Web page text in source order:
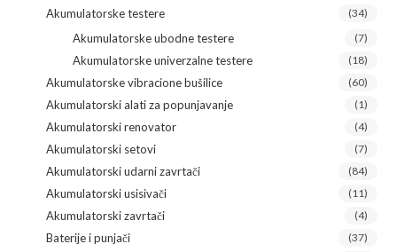
Akumulatorske testere (34)
Akumulatorske ubodne testere (7)
Akumulatorske univerzalne testere (18)
Akumulatorske vibracione bušilice (60)
Akumulatorski alati za popunjavanje (1)
Akumulatorski renovator (4)
Akumulatorski setovi (7)
Akumulatorski udarni zavrtači (84)
Akumulatorski usisivači (11)
Akumulatorski zavrtači (4)
Baterije i punjači (37)